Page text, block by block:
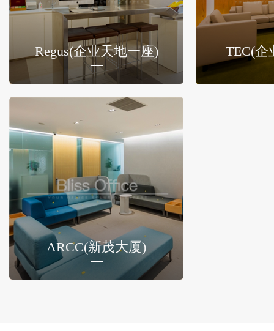
Regus(企业天地一座) TEC(企
ARCC(新茂大厦)